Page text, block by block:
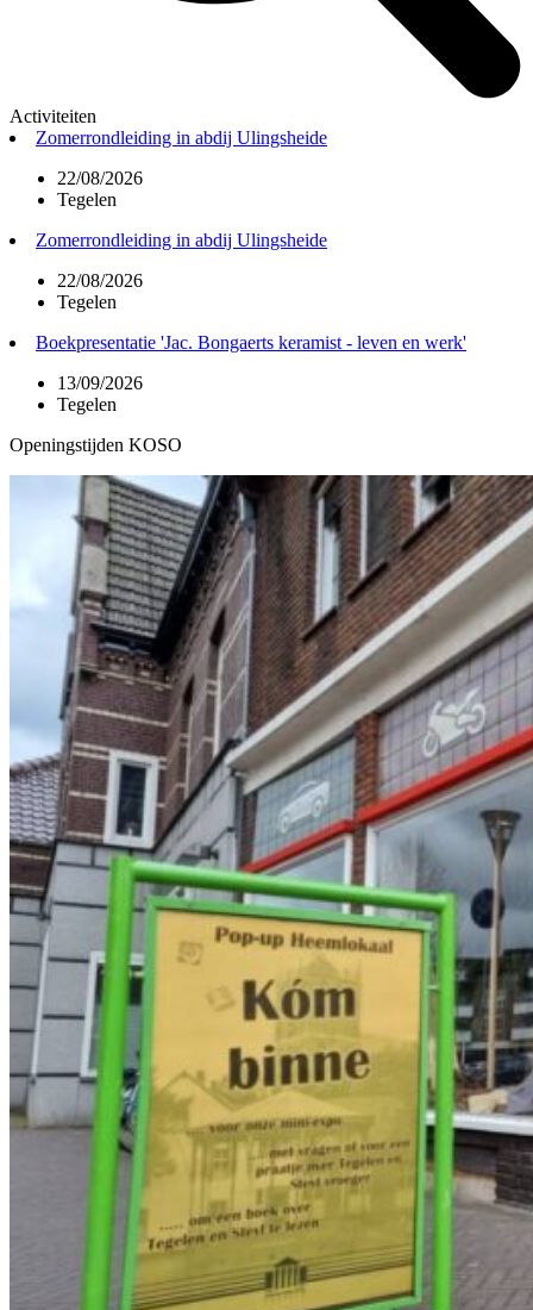
Activiteiten
Zomerrondleiding in abdij Ulingsheide
22/08/2026
Tegelen
Zomerrondleiding in abdij Ulingsheide
22/08/2026
Tegelen
Boekpresentatie 'Jac. Bongaerts keramist - leven en werk'
13/09/2026
Tegelen
Openingstijden KOSO